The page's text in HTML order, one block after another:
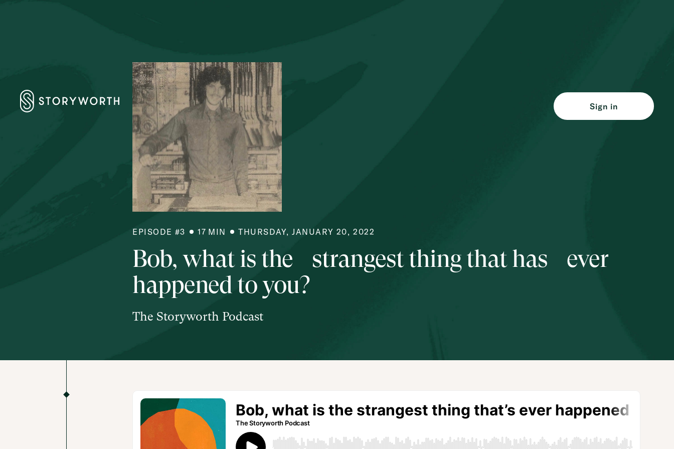
Sign in
EPISODE #3 17 MIN THURSDAY, JANUARY 20, 2022
Bob, what is the strangest thing that has ever
happened to you?
The Storyworth Podcast